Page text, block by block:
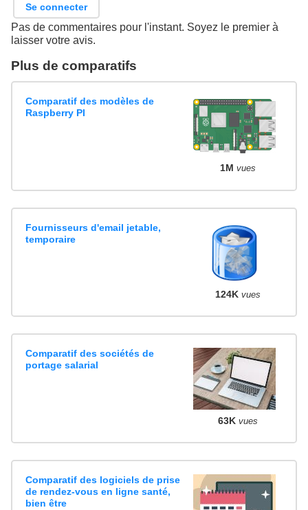
Se connecter
Pas de commentaires pour l'instant. Soyez le premier à
laisser votre avis.
Plus de comparatifs
Comparatif des modèles de
Raspberry PI
1M vues
Fournisseurs d'email jetable,
temporaire
124K vues
Comparatif des sociétés de
portage salarial
63K vues
Comparatif des logiciels de prise
de rendez-vous en ligne santé,
bien être